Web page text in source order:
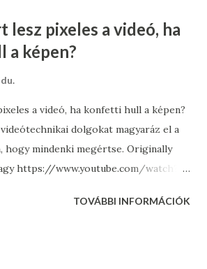
lesz pixeles a videó, ha
képen?
a videó, ha konfetti hull a képen?
dolgokat magyaráz el a
hogy mindenki megértse. Originally
https://www.youtube.com/watch?
TOVÁBBI INFORMÁCIÓK